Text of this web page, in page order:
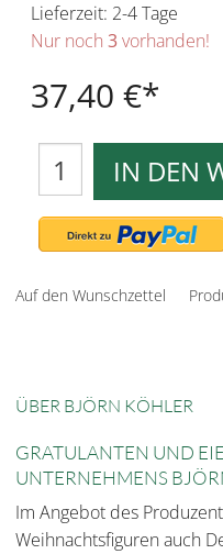
Lieferzeit: 2-4 Tage
Nur noch 3vorhanden!
37,40 €
IN DEN
Auf den Wunschzettel
ÜBER BJÖRN KÖHLER
GRATULANTEN UND
UNTERNEHMENS
Im Angebot des
Weihnachtsfiguren auch